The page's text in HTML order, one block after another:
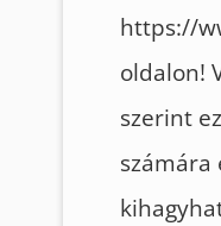
https://
oldalon!
szerint
számára